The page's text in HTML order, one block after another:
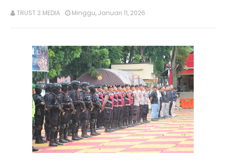
TRUST 3 MEDIA Minggu, Januari 11, 2026